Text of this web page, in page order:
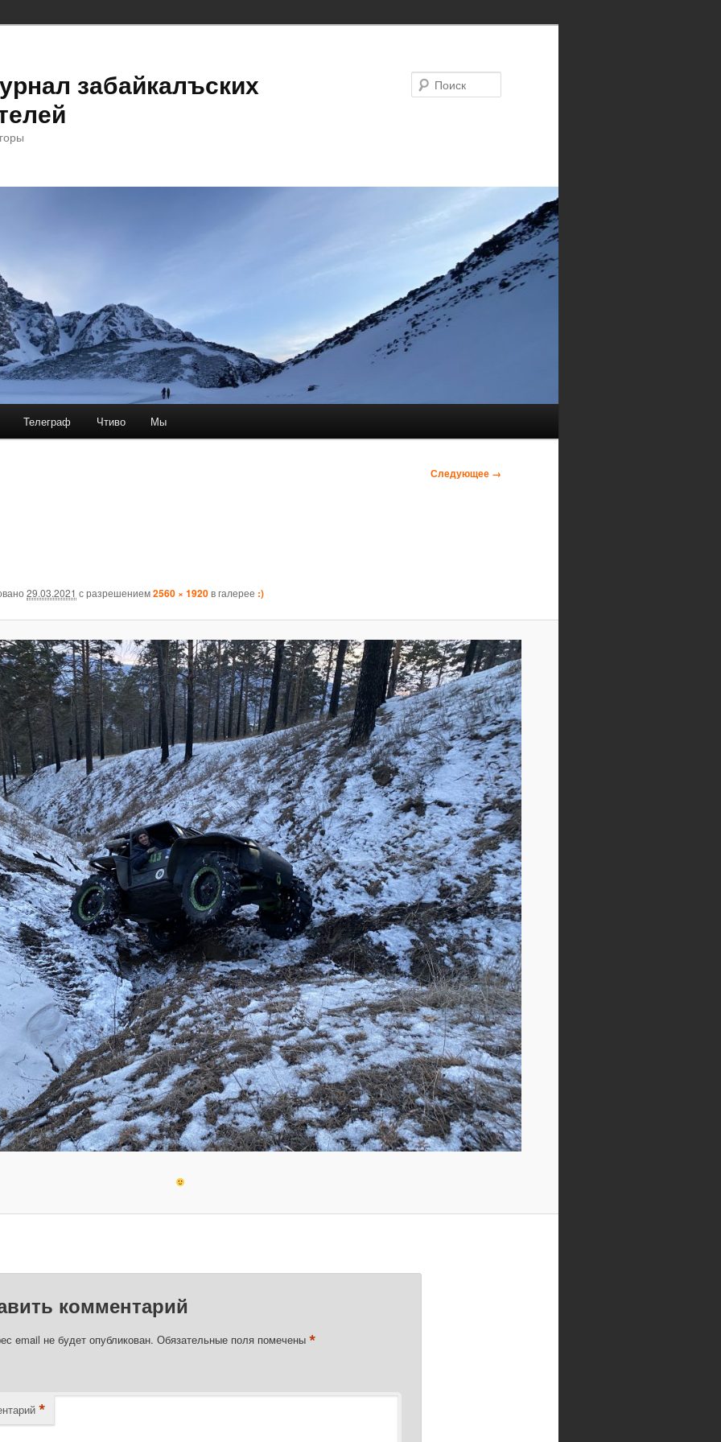
забайкалъских
Телеграф Чтиво Мы
Следующее →
29.03.2021 с разрешением2560 × 1920в галерее :)
комментарий
email не будет опубликован. Обязательные поля помечены*
*